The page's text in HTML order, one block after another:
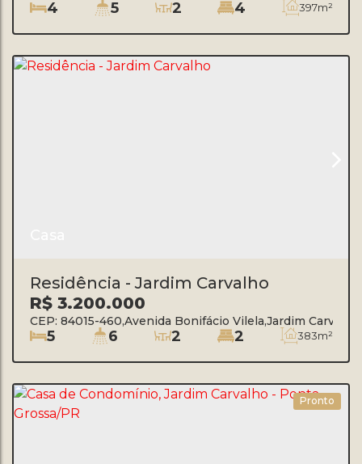
4 5 2 4 397m²
Residência - Jardim Carvalho
R$3.200.000
CEP: 84015-460,Avenida Bonifácio Vilela,Jardim Carvalho
5 6 2 2 383m²
Pronto